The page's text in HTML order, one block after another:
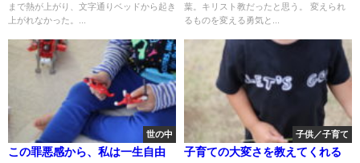
まで熱が上がり、文字通りベッドから起き
上がれなかった。...
葉。キリスト教だったと思う。 変えられ
るものを変える勇気と...
世の中
この罪悪感から、私は一生自由
子供／子育て
子育ての大変さを教えてくれる